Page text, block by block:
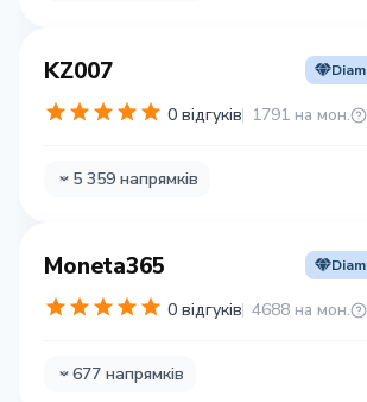
KZ007
0 відгуків 1791 на мон.
5 359 напрямків
Moneta365
0 відгуків 4688 на мон.
677 напрямків